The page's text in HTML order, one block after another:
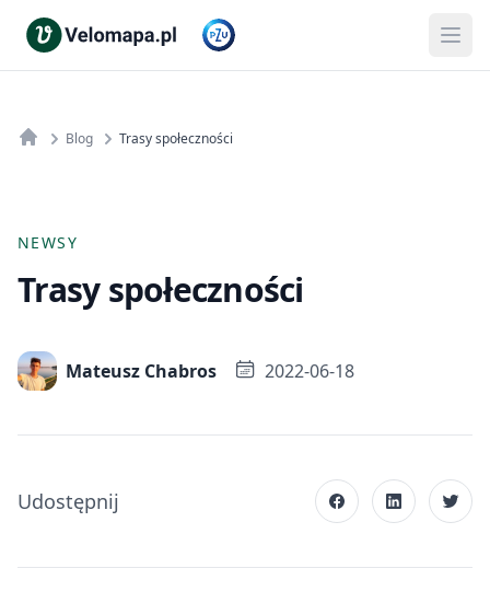
Blog Trasy społeczności
NEWSY
Trasy społeczności
Mateusz Chabros 2022-06-18
Udostępnij